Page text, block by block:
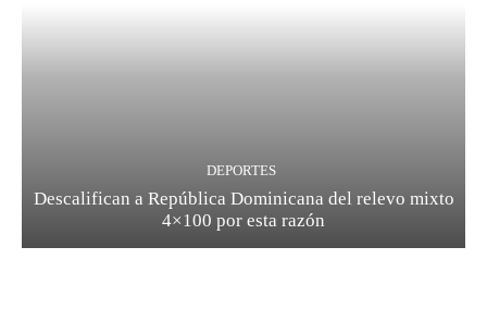
DEPORTES
Descalifican a República Dominicana del relevo mixto
4×100 por esta razón